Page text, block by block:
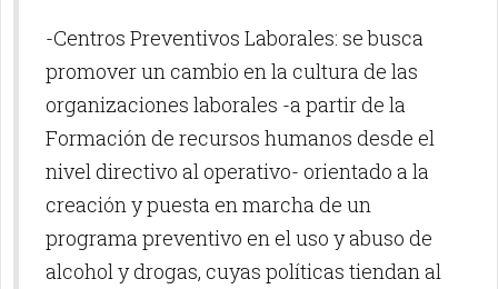
-Centros Preventivos Laborales: se busca
promover un cambio en la cultura de las
organizaciones laborales -a partir de la
Formación de recursos humanos desde el
nivel directivo al operativo- orientado a la
creación y puesta en marcha de un
programa preventivo en el uso y abuso de
alcohol y drogas, cuyas políticas tiendan al